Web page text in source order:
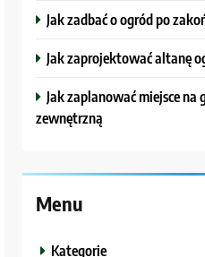
Jak zadbać o ogród po
Jak zaprojektować altanę
Jak zaplanować miejsce na
zewnętrzną
Menu
Kategorie